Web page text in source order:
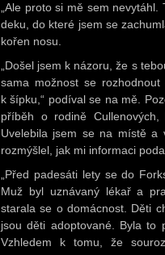
„Ale proto si mě sem
deku, do které jsem se
kořen nosu.
„Došel jsem k názoru, že s
sama možnost se
k šípku,“ podíval se na mě.
příběh o rodině
Uvelebila jsem se na místě a
rozmýšlel, jak mi informaci
„Před padesáti lety se do
Muž byl uznávaný lékař a
starala se o domácnost. Děti
jsou děti adoptované. Byla to
Vzhledem k tomu, že